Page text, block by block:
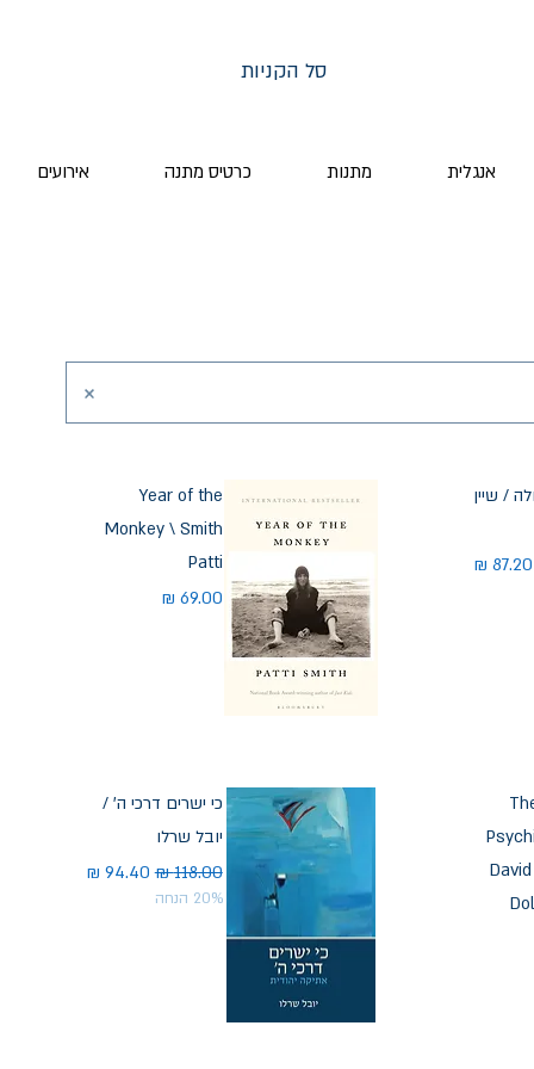
סל הקניות
אנגלית מתנות כרטיס מתנה אירועים
/ שיין
מחיר מבצע
Year of the
Monkey \ Smith
Patti
מחיר
כי ישרים דרכי ה' /
יובל שרלו
מחיר רגיל‏118.00 ‏₪ מחיר מבצע
20% הנחה